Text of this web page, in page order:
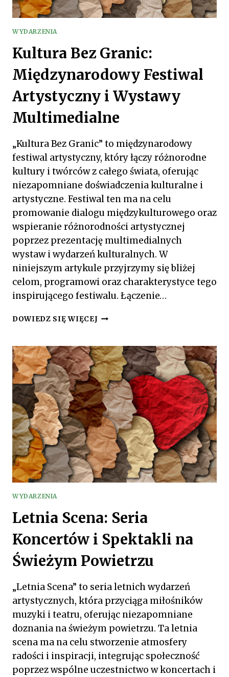
WYDARZENIA
Kultura Bez Granic:
Międzynarodowy Festiwal
Artystyczny i Wystawy
Multimedialne
„Kultura Bez Granic” to międzynarodowy
festiwal artystyczny, który łączy różnorodne
kultury i twórców z całego świata, oferując
niezapomniane doświadczenia kulturalne i
artystyczne. Festiwal ten ma na celu
promowanie dialogu międzykulturowego oraz
wspieranie różnorodności artystycznej
poprzez prezentację multimedialnych
wystaw i wydarzeń kulturalnych. W
niniejszym artykule przyjrzymy się bliżej
celom, programowi oraz charakterystyce tego
inspirującego festiwalu. Łączenie…
DOWIEDZ SIĘ WIĘCEJKULTURA
MIĘDZYNARODOWY
FESTIWAL
ARTYSTYCZNY
I
WYSTAWY
MULTIMEDIALNE
WYDARZENIA
Letnia Scena: Seria
Koncertów i Spektakli na
Świeżym Powietrzu
„Letnia Scena” to seria letnich wydarzeń
artystycznych, która przyciąga miłośników
muzyki i teatru, oferując niezapomniane
doznania na świeżym powietrzu. Ta letnia
scena ma na celu stworzenie atmosfery
radości i inspiracji, integrując społeczność
poprzez wspólne uczestnictwo w koncertach i